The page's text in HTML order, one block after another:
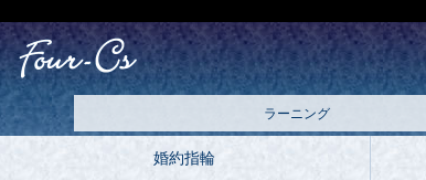
ラーニング
婚約指輪